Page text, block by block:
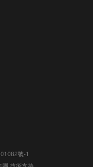
號-1
團 技術支持